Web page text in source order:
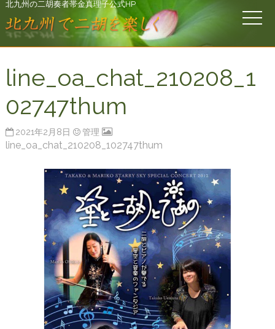
北九州の二胡奏者帯金真理子公式HP
line_oa_chat_210208_1
02747thum
2021年2月8日 管理
line_oa_chat_210208_102747thum